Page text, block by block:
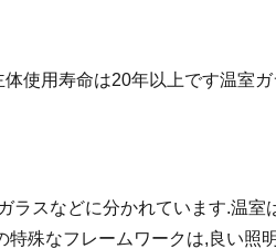
使用寿命は20年以上です温室
ラスなどに分かれています.温室
殊なフレームワークは,良い照